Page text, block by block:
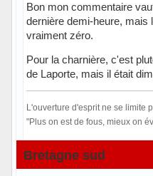
Bon mon commentaire
dernière demi-heure, mais
vraiment zéro.
Pour la charnière, c'est
de Laporte, mais il était
L'ouverture d'esprit ne se limite
"Plus on est de fous, mieux on
En ligne
Bretagne sud